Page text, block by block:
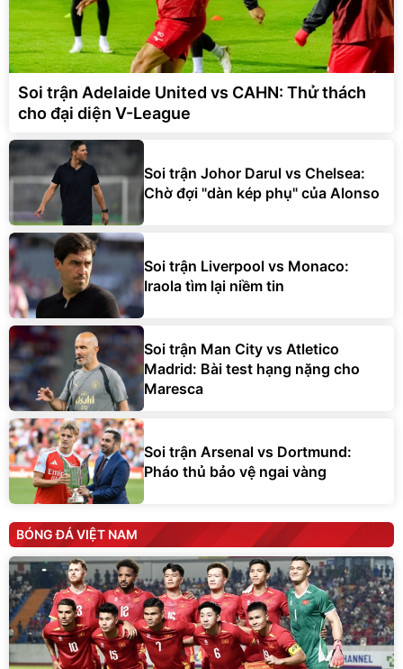
Soi trận Adelaide United vs CAHN: Thử thách
cho đại diện V-League
Soi trận Johor Darul vs Chelsea:
Chờ đợi "dàn kép phụ" của Alonso
Soi trận Liverpool vs Monaco:
Iraola tìm lại niềm tin
Soi trận Man City vs Atletico
Madrid: Bài test hạng nặng cho
Maresca
Soi trận Arsenal vs Dortmund:
Pháo thủ bảo vệ ngai vàng
BÓNG ĐÁ VIỆT NAM